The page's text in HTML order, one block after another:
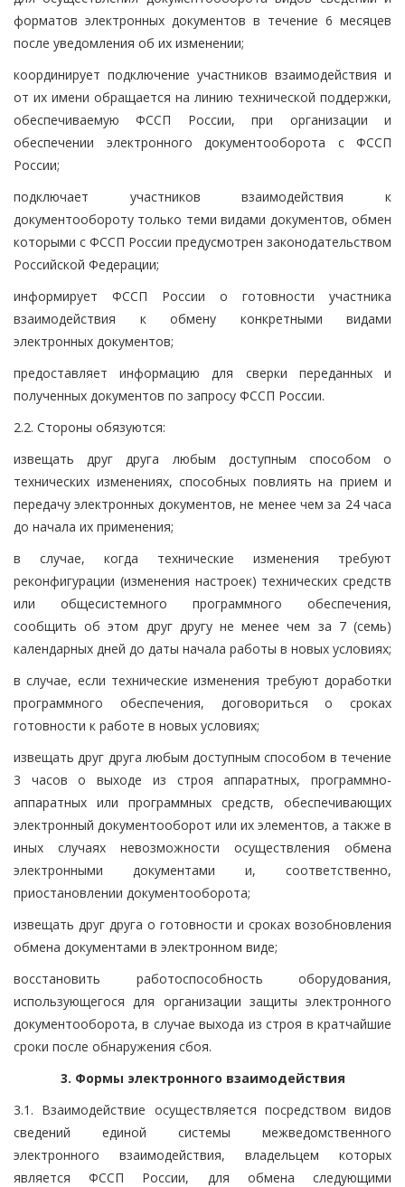
форматов электронных документов в течение 6 месяцев
после уведомления об их изменении;
координирует подключение участников взаимодействия и
от их имени обращается на линию технической поддержки,
обеспечиваемую ФССП России, при организации и
обеспечении электронного документооборота с ФССП
России;
подключает участников взаимодействия к
документообороту только теми видами документов, обмен
которыми с ФССП России предусмотрен законодательством
Российской Федерации;
информирует ФССП России о готовности участника
взаимодействия к обмену конкретными видами
электронных документов;
предоставляет информацию для сверки переданных и
полученных документов по запросу ФССП России.
2.2. Стороны обязуются:
извещать друг друга любым доступным способом о
технических изменениях, способных повлиять на прием и
передачу электронных документов, не менее чем за 24 часа
до начала их применения;
в случае, когда технические изменения требуют
реконфигурации (изменения настроек) технических средств
или общесистемного программного обеспечения,
сообщить об этом друг другу не менее чем за 7 (семь)
календарных дней до даты начала работы в новых условиях;
в случае, если технические изменения требуют доработки
программного обеспечения, договориться о сроках
готовности к работе в новых условиях;
извещать друг друга любым доступным способом в течение
3 часов о выходе из строя аппаратных, программно-
аппаратных или программных средств, обеспечивающих
электронный документооборот или их элементов, а также в
иных случаях невозможности осуществления обмена
электронными документами и, соответственно,
приостановлении документооборота;
извещать друг друга о готовности и сроках возобновления
обмена документами в электронном виде;
восстановить работоспособность оборудования,
использующегося для организации защиты электронного
документооборота, в случае выхода из строя в кратчайшие
сроки после обнаружения сбоя.
3. Формы электронного взаимодействия
3.1. Взаимодействие осуществляется посредством видов
сведений единой системы межведомственного
электронного взаимодействия, владельцем которых
является ФССП России, для обмена следующими